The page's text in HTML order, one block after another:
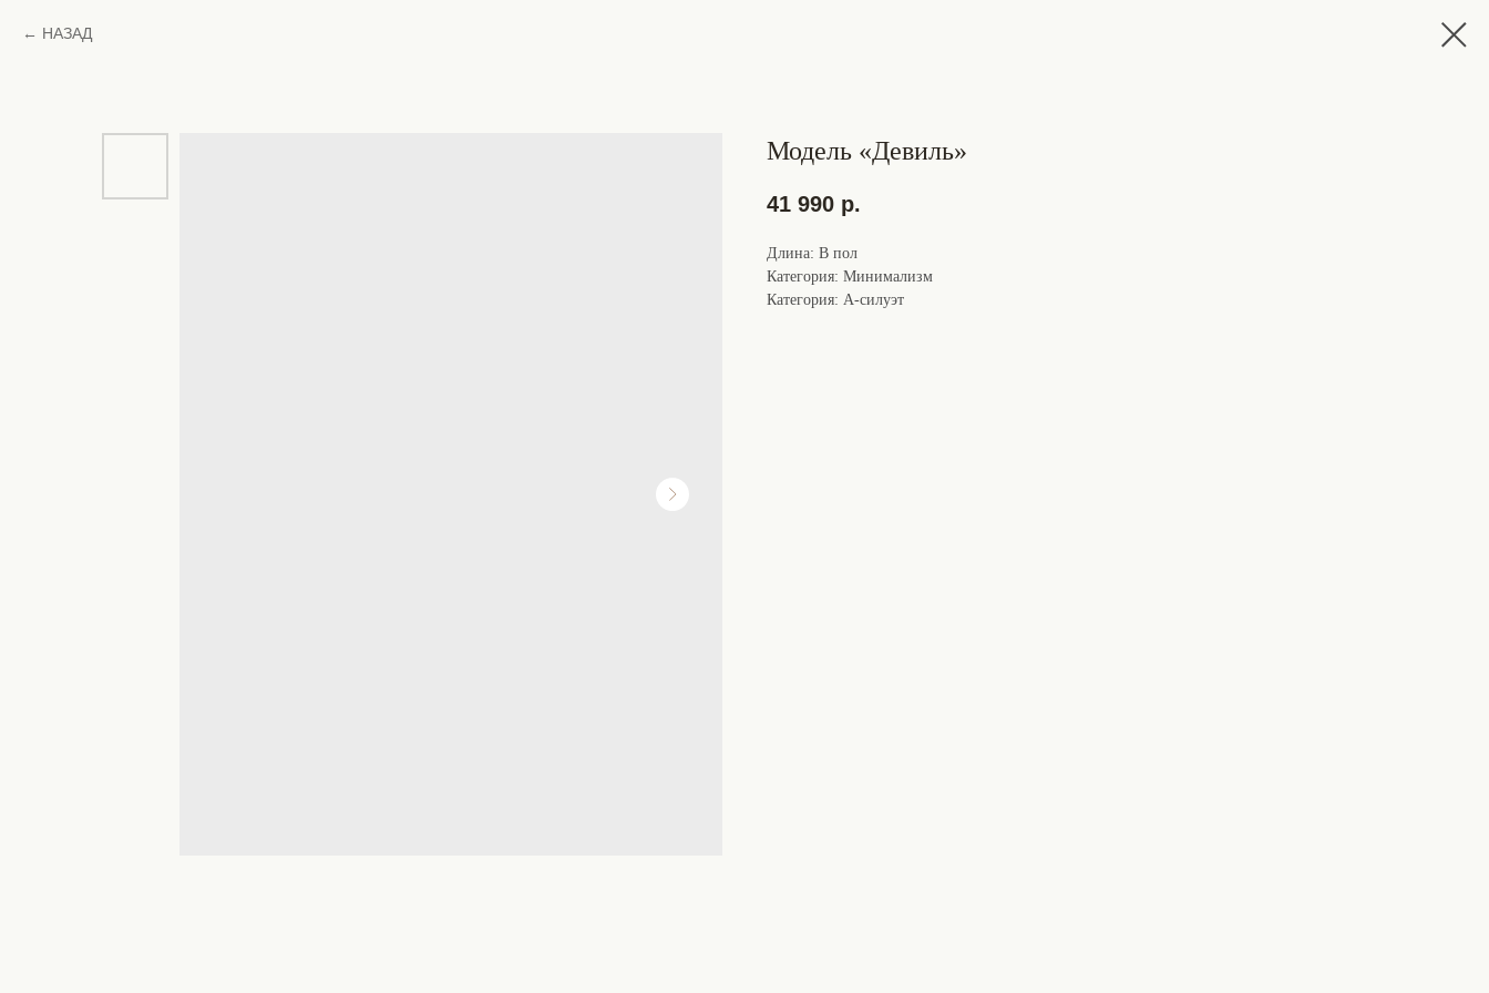
НАЗАД
Модель «Девиль»
41 990 р.
Длина: В пол
Категория: Минимализм
Категория: А-силуэт